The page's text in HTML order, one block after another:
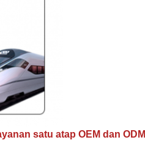
satu atap OEM dan ODM